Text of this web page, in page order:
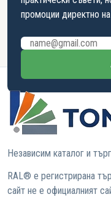
промоции директно
Имейл адрес
Независим каталог и
RAL® е регистрирана
сайт не е официалният